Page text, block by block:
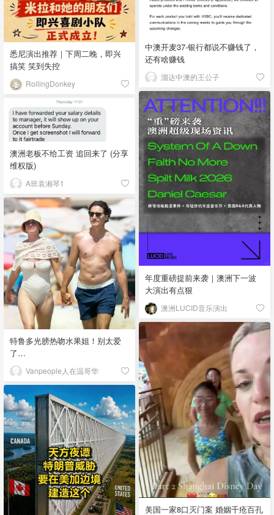
中澳开麦37-银行都说不赚钱了，
还有啥赚钱
溜达中澳的王公子
悉尼演出推荐｜下周二晚，即兴
搞笑 笑到失控
RollingDonkey
年度重磅提前来袭｜澳洲下一波
大演出有点狠
澳洲LUCID音乐演出
澳洲老板不给工资 追回来了 (分享
维权版)
A班袁湘琴1
特鲁多光膀热吻水果姐！别太爱
了…
Vanpeople人在温哥华
美国一家8口灭门案 婚姻千疮百孔